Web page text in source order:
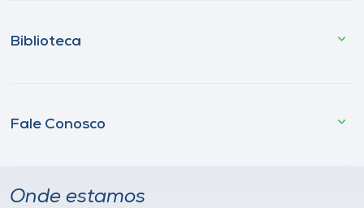
Biblioteca
Fale Conosco
Onde estamos